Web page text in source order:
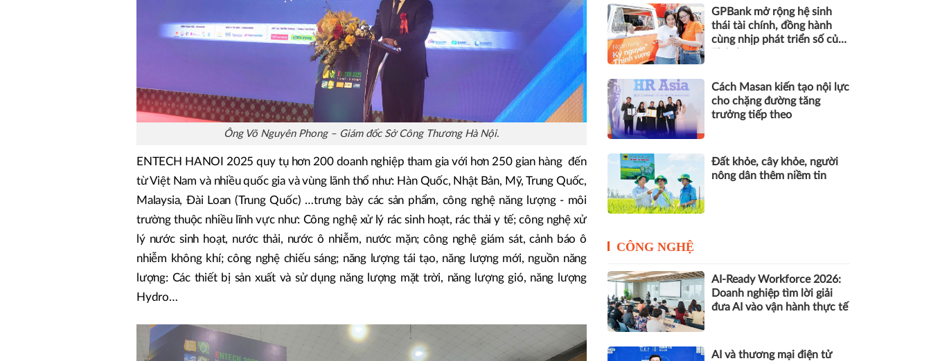
Ông Võ Nguyên Phong – Giám đốc Sở Công Thương Hà Nội.
ENTECH HANOI 2025 quy tụ hơn 200 doanh nghiệp tham gia với hơn 250 gian hàng đến
từ Việt Nam và nhiều quốc gia và vùng lãnh thổ như: Hàn Quốc, Nhật Bản, Mỹ, Trung Quốc,
Malaysia, Đài Loan (Trung Quốc) …trưng bày các sản phẩm, công nghệ năng lượng - môi
trường thuộc nhiều lĩnh vực như: Công nghệ xử lý rác sinh hoạt, rác thải y tế; công nghệ xử
lý nước sinh hoạt, nước thải, nước ô nhiễm, nước mặn; công nghệ giám sát, cảnh báo ô
nhiễm không khí; công nghệ chiếu sáng; năng lượng tái tạo, năng lượng mới, nguồn năng
lượng: Các thiết bị sản xuất và sử dụng năng lượng mặt trời, năng lượng gió, năng lượng
Hydro…
GPBank mở rộng hệ sinh
thái tài chính, đồng hành
cùng nhịp phát triển số của
Cách Masan kiến tạo nội lực
cho chặng đường tăng
trưởng tiếp theo
Đất khỏe, cây khỏe, người
nông dân thêm niềm tin
CÔNG NGHỆ
AI-Ready Workforce 2026:
Doanh nghiệp tìm lời giải
đưa AI vào vận hành thực tế
AI và thương mại điện tử